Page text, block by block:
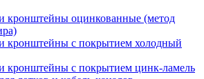
кронштейны оцинкованные (метод
кронштейны с покрытием холодный
кронштейны с покрытием цинк-ламель